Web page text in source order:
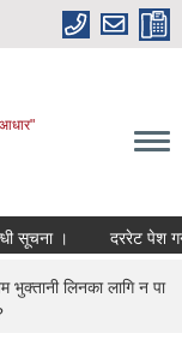
आधार"
। दररेट पेश गर्ने
भुक्तानी लिनका लागि न पा